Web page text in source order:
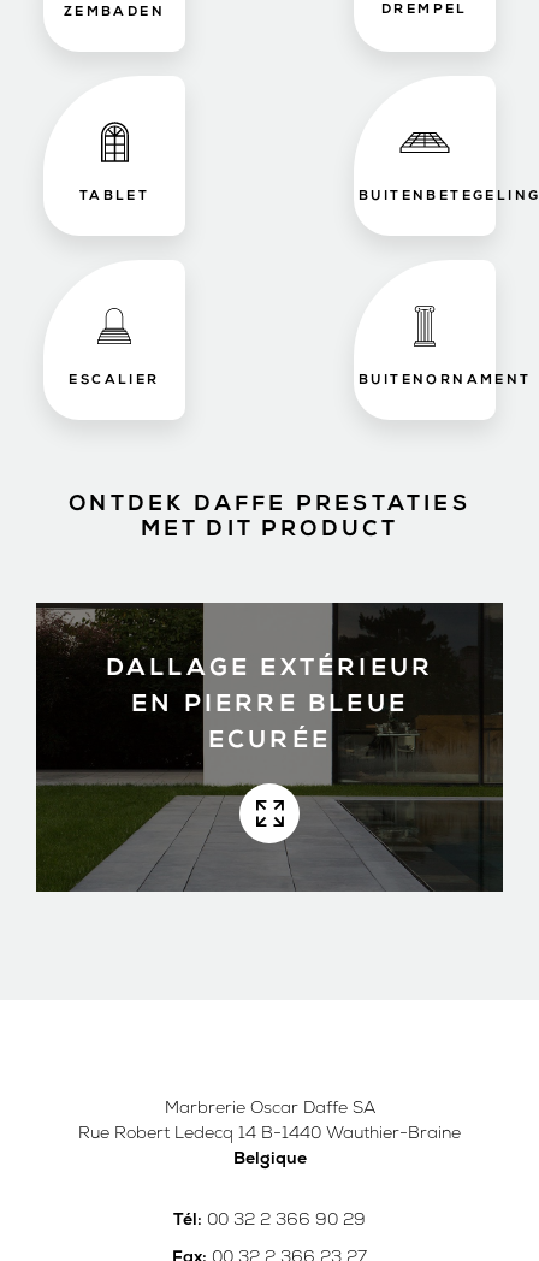
ZEMBADEN DREMPEL
TABLET
ESCALIER BUITENORNAMENT
ONTDEK DAFFE PRESTATIES
MET DIT PRODUCT
DALLAGE EXTÉRIEUR
EN PIERRE BLEUE
ECURÉE
Marbrerie Oscar Daffe SA
Rue Robert Ledecq 14 B-1440 Wauthier-Braine
Belgique
Tél: 00 32 2 366 90 29